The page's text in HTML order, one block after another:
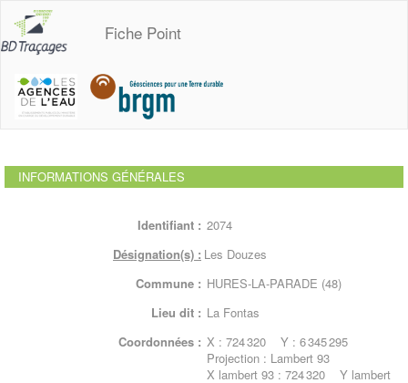
Fiche Point
INFORMATIONS GÉNÉRALES
Identifiant : 2074
Désignation(s) : Les Douzes
Commune : HURES-LA-PARADE (48)
Lieu dit : La Fontas
Coordonnées : X : 724 320 Y : 6 345 295
Projection : Lambert 93
X lambert 93 : 724 320 Y lambert